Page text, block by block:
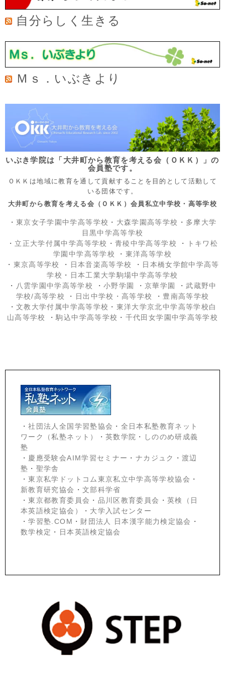
自分らしく生きる
Ｍｓ．いぶきより
いぶき学院は「大井町から教育を考える会（ＯＫＫ）」の
会員塾です。
ＯＫＫは地域に教育を通して貢献することを目的として活動して
いる団体です。
大井町から教育を考える会（ＯＫＫ）会員私立中学校・高等学校
・ 東京女子学園中学高等学校 ・ 大森学園高等学校 ・ 多摩大学
目黒中学高等学校
・ 立正大学付属中学高等学校 ・ 青稜中学高等学校 ・
トキワ松
学園中学高等学校
・ 東洋高等学校
・ 東京高等学校 ・ 日本音楽高等学校 ・ 日本橋女学館中学高等
学校 ・
日本工業大学駒場中学高等学校
・ 八雲学園中学高等学校 ・ 小野学園 ・京華学園 ・武蔵野中
学校/高等学校
・ 日出中学校 ・高等学校 ・ 豊南高等学校
・ 文教大学付属中学高等学校 ・ 東洋大学京北中学高等学校白
山高等学校
・駒込中学高等学校 ・ 千代田女学園中学高等学校
・社団法人全国学習塾協会 ・ 全日本私塾教育ネット
ワーク（私塾ネット）
・ 英数学院 ・
しののめ研成義
塾
・ 慶應受験会AIM学習セミナー ・ ナカジュク ・ 渡辺
塾 ・ 聖学舎
・東京私学ドットコム東京私立中学高等学校協会 ・
新教育研究協会 ・ 文部科学省
・東京都教育委員会 ・ 品川区教育委員会 ・ 英検（日
本英語検定協会）
・ 大学入試センター
・学習塾.COM ・ 財団法人 日本漢字能力検定協会 ・
数学検定 ・ 日本英語検定協会